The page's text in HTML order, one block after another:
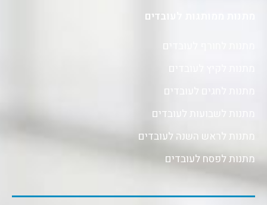
מתנות ממותגות לעובדים
מתנות לחורף לעובדים
מתנות לחגים לעובדים
מתנות לשבועות לעובדים
מתנות לראש השנה לעובדים
מתנות לפסח לעובדים